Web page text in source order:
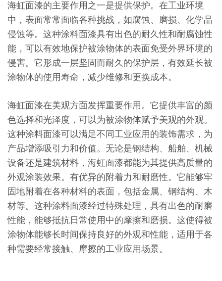
海虹面漆的主要作用之一是提供保护。在工业环境
中，表面常常面临各种挑战，如腐蚀、磨损、化学品
侵蚀等。这种涂料面漆具有出色的耐久性和耐腐蚀性
能，可以有效地保护被涂物体的表面免受外界环境的
侵害。它形成一层坚固而耐久的保护层，有效延长被
涂物体的使用寿命，减少维修和更换成本。
海虹面漆在美观方面发挥重要作用。它提供丰富的颜
色选择和光泽度，可以为被涂物体赋予美观的外观。
这种涂料面漆可以满足不同工业应用的装饰需求，为
产品增添吸引力和价值。无论是钢结构、船舶、机械
设备还是建筑材料，海虹面漆都能为其提供高质量的
外观涂装效果。有优异的附着力和耐磨性。它能够牢
固地附着在各种材料的表面，包括金属、钢结构、木
材等。这种涂料面漆经过特殊处理，具有出色的耐磨
性能，能够抵抗日常使用中的摩擦和磨损。这使得被
涂物体能够长时间保持良好的外观和性能，适用于各
种需要经常接触、摩擦的工业应用场景。